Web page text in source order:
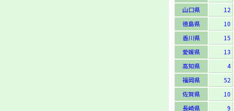
山口県
12
徳島県
10
香川県
15
愛媛県
13
高知県
4
福岡県
52
佐賀県
10
長崎県
9